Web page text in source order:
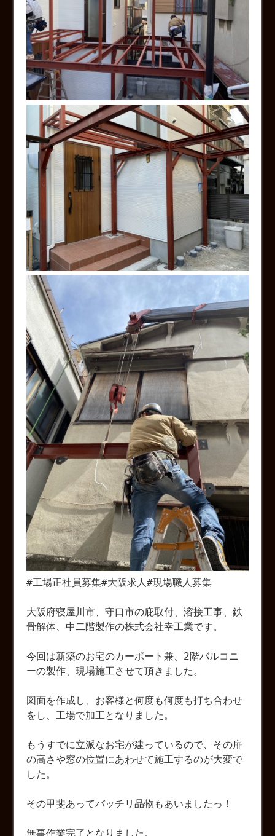
#工場正社員募集#大阪求人#現場職人募集
大阪府寝屋川市、守口市の庇取付、溶接工事、鉄
骨解体、中二階製作の株式会社幸工業です。
今回は新築のお宅のカーポート兼、2階バルコニ
ーの製作、現場施工させて頂きました。
図面を作成し、お客様と何度も何度も打ち合わせ
をし、工場で加工となりました。
もうすでに立派なお宅が建っているので、その扉
の高さや窓の位置にあわせて施工するのが大変で
した。
その甲斐あってバッチリ品物もあいましたっ！
無事作業完了となりました。